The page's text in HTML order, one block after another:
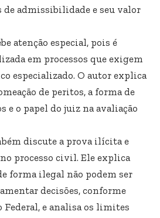
de admissibilidade e seu valor
atenção especial, pois é
em processos que exigem
especializado. O autor explica
de peritos, a forma de
e o papel do juiz na avaliação
discute a prova ilícita e
processo civil. Ele explica
forma ilegal não podem ser
decisões, conforme
Federal, e analisa os limites